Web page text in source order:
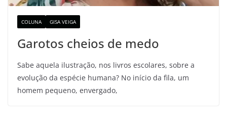
COLUNA GISA VEIGA
Garotos cheios de medo
Sabe aquela ilustração, nos livros escolares, sobre a
evolução da espécie humana? No início da fila, um
homem pequeno, envergado,